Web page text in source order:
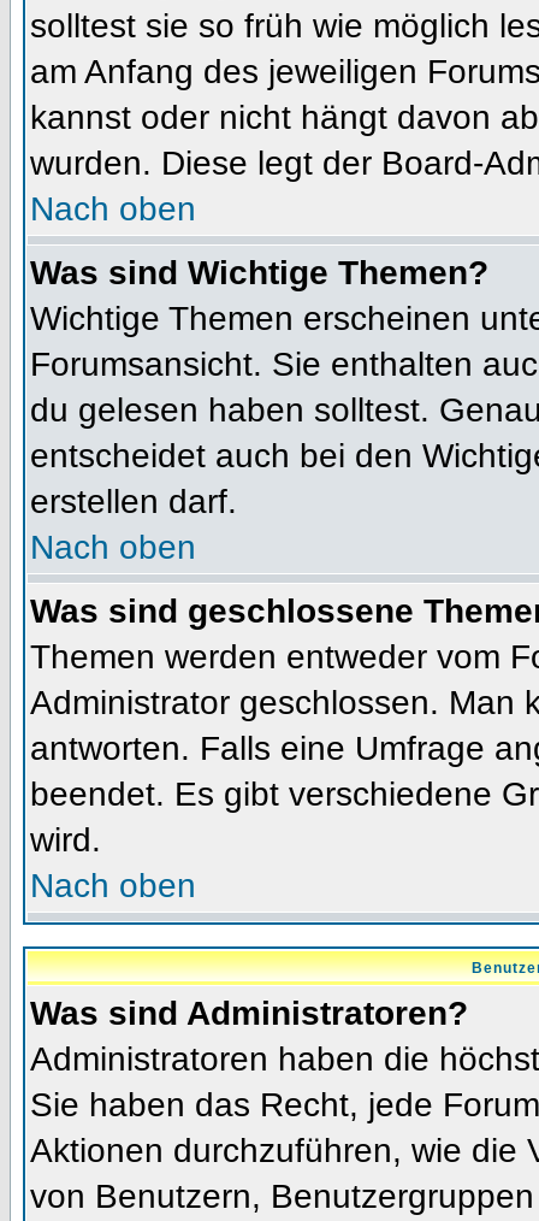
solltest sie so früh wie möglich
am Anfang des jeweiligen
kannst oder nicht hängt davon
wurden. Diese legt der Board-
Nach oben
Was sind Wichtige Themen?
Wichtige Themen erscheinen
Forumsansicht. Sie enthalten
du gelesen haben solltest.
entscheidet auch bei den
erstellen darf.
Nach oben
Was sind geschlossene
Themen werden entweder vom
Administrator geschlossen. Man
antworten. Falls eine Umfrage
beendet. Es gibt verschiedene
wird.
Nach oben
Was sind Administratoren?
Administratoren haben die
Sie haben das Recht, jede
Aktionen durchzuführen, wie die
von Benutzern,